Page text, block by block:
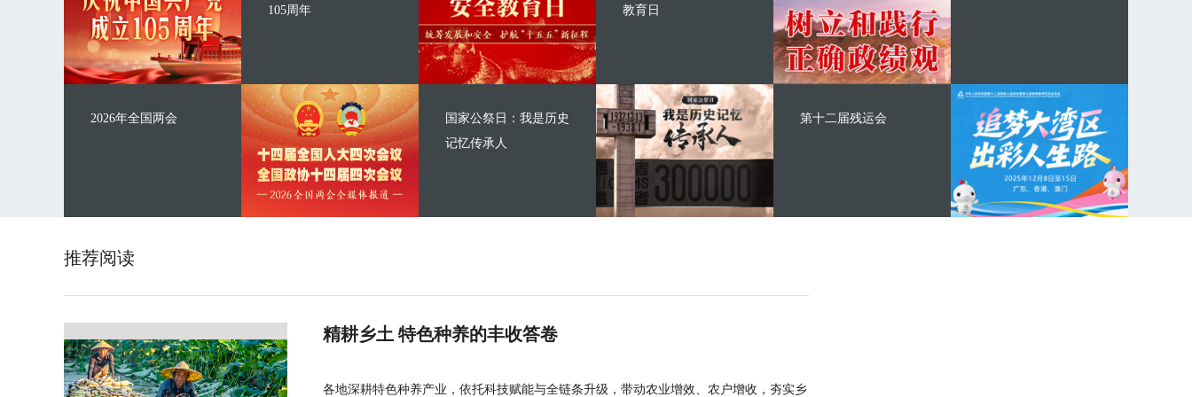
105周年
2026年全国两会
教育日
国家公祭日：我是历史
记忆传承人
第十二届残运会
推荐阅读
精耕乡土 特色种养的丰收答卷
各地深耕特色种养产业，依托科技赋能与全链条升级，带动农业增效、农户增收，夯实乡